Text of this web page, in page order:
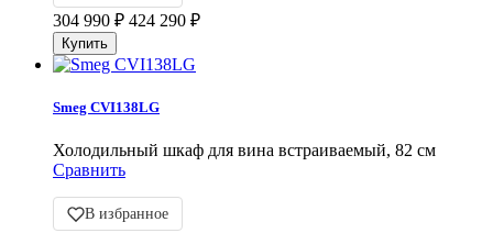
304 990 ₽ 424 290 ₽
Smeg CVI138LG
Холодильный шкаф для вина встраиваемый, 82 см
Сравнить
В избранное